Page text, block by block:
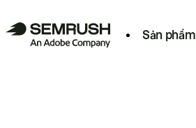
Sản phẩm